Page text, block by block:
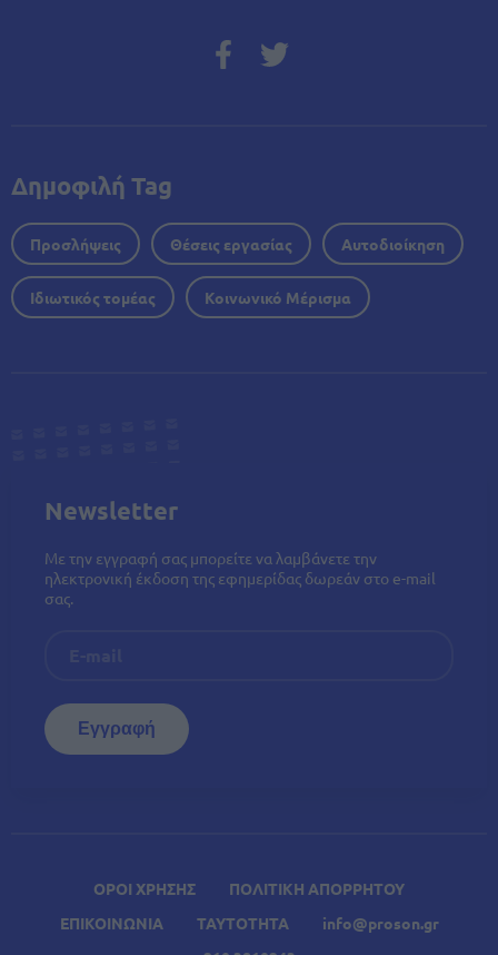
ΟΡΟΙ ΧΡΗΣΗΣ
ΠΟΛΙΤΙΚΗ ΑΠΟΡΡΗΤΟΥ
ΕΠΙΚΟΙΝΩΝΙΑ
ΤΑΥΤΟΤΗΤΑ
info@proson.gr
Δημοφιλή Tag
Προσλήψεις Θέσεις εργασίας Αυτοδιοίκηση
Ιδιωτικός τομέας Κοινωνικό Μέρισμα
Newsletter
Με την εγγραφή σας μπορείτε να λαμβάνετε την
ηλεκτρονική έκδοση της εφημερίδας δωρεάν στο e-mail
σας.